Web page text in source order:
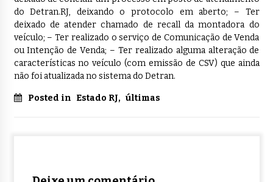
do Detran.RJ, deixando o protocolo em aberto; – Ter
deixado de atender chamado de recall da montadora do
veículo; – Ter realizado o serviço de Comunicação de Venda
ou Intenção de Venda; – Ter realizado alguma alteração de
características no veículo (com emissão de CSV) que ainda
não foi atualizada no sistema do Detran.
Posted in Estado RJ, últimas